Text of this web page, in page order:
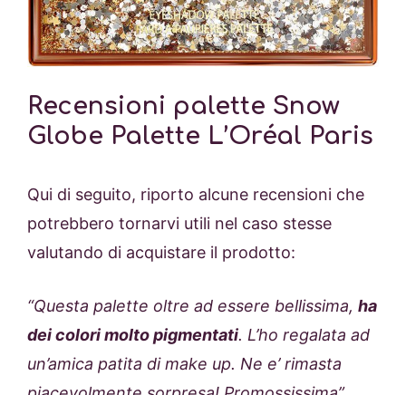
Recensioni palette Snow
Globe Palette L’Oréal Paris
Qui di seguito, riporto alcune recensioni che
potrebbero tornarvi utili nel caso stesse
valutando di acquistare il prodotto:
“Questa palette oltre ad essere bellissima, ha
dei colori molto pigmentati. L’ho regalata ad
un’amica patita di make up. Ne e’ rimasta